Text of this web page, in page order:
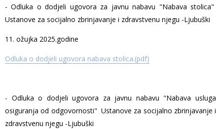
- Odluka o dodjeli ugovora za javnu nabavu "Nabava stolica"
Ustanove za socijalno zbrinjavanje i zdravstvenu njegu -Ljubuški
11. ožujka 2025.godine
Odluka o dodjeli ugovora nabava stolica.(pdf)
- Odluka o dodjeli ugovora za javnu nabavu "Nabava usluga
osiguranja od odgovornosti" Ustanove za socijalno zbrinjavanje i
zdravstvenu njegu -Ljubuški